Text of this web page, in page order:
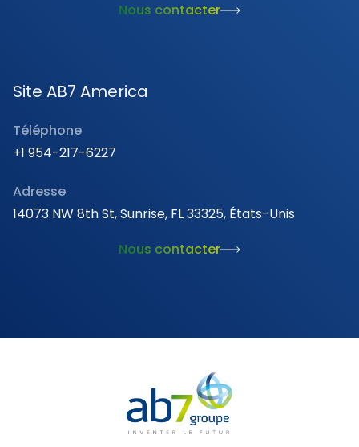
Nous contacter
Site AB7 America
Téléphone
+1 954-217-6227
Adresse
14073 NW 8th St, Sunrise, FL 33325, États-Unis
Nous contacter